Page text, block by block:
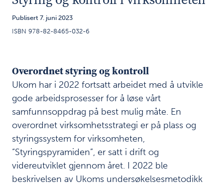
beretning
2
Introduksjon
og hovedtall
3
Årets
aktiviteter
og
resultat
4
Styring og
kontroll i
virksomheten
Publisert 7. juni 2023
ISBN 978-82-8465-032-6
Overordnet styring og kontroll
Ukom har i 2022 fortsatt arbeidet med å utvikle
gode arbeidsprosesser for å løse vårt
samfunnsoppdrag på best mulig måte. En
overordnet virksomhetsstrategi er på plass og
styringssystem for virksomheten,
“Styringspyramiden”, er satt i drift og
videreutviklet gjennom året. I 2022 ble
beskrivelsen av Ukoms undersøkelsesmetodikk